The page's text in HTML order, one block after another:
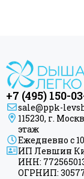
+7 (495) 150-
sale@ppk-
115230, г.
этаж
Ежедневно с
ИП Левшин
ИНН:
ОГРНИП: